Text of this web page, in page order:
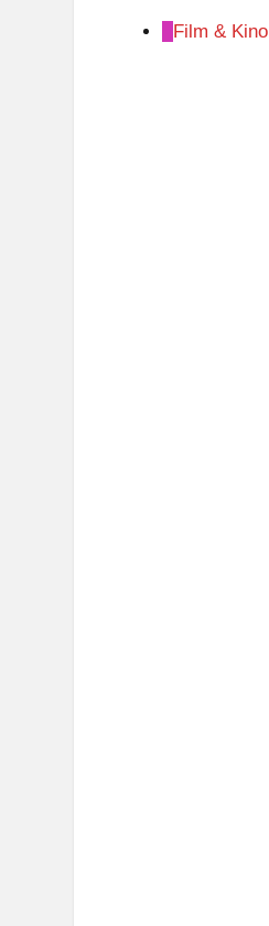
Film & Kino